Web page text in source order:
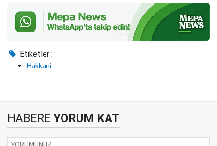
Etiketler :
Hakkani
HABERE YORUM KAT